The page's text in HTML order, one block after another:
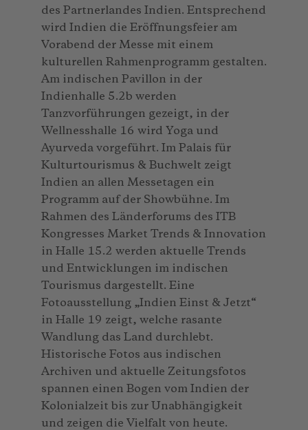
des Partnerlandes Indien. Entsprechend
wird Indien die Eröffnungsfeier am
Vorabend der Messe mit einem
kulturellen Rahmenprogramm gestalten.
Am indischen Pavillon in der
Indienhalle 5.2b werden
Tanzvorführungen gezeigt, in der
Wellnesshalle 16 wird Yoga und
Ayurveda vorgeführt. Im Palais für
Kulturtourismus & Buchwelt zeigt
Indien an allen Messetagen ein
Programm auf der Showbühne. Im
Rahmen des Länderforums des ITB
Kongresses Market Trends & Innovation
in Halle 15.2 werden aktuelle Trends
und Entwicklungen im indischen
Tourismus dargestellt. Eine
Fotoausstellung „Indien Einst & Jetzt“
in Halle 19 zeigt, welche rasante
Wandlung das Land durchlebt.
Historische Fotos aus indischen
Archiven und aktuelle Zeitungsfotos
spannen einen Bogen vom Indien der
Kolonialzeit bis zur Unabhängigkeit
und zeigen die Vielfalt von heute.